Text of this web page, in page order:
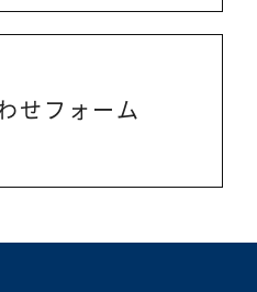
せフォーム